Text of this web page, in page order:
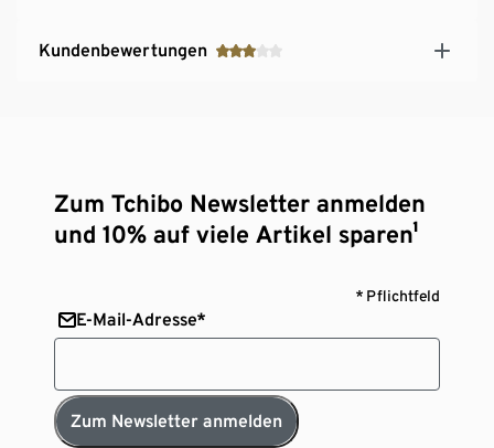
Kundenbewertungen
Zum Tchibo Newsletter anmelden
und 10% auf viele Artikel sparen¹
* Pflichtfeld
E-Mail-Adresse*
Zum Newsletter anmelden